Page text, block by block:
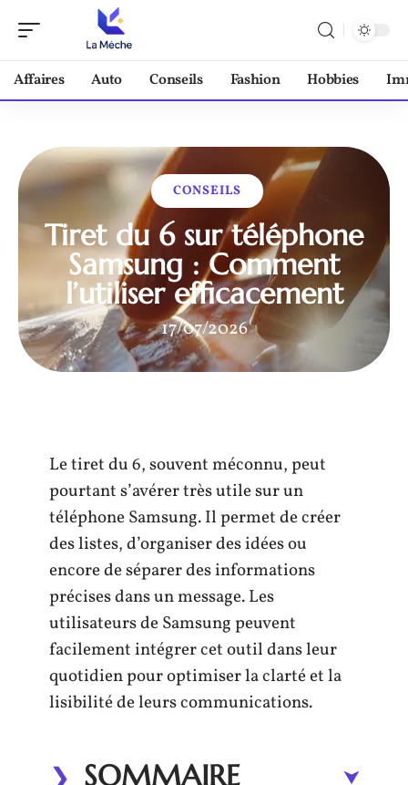
Affaires Auto Conseils Fashion Hobbies
CONSEILS
Tiret du 6 sur téléphone
Samsung : Comment
l’utiliser efficacement
17/07/2026
Le tiret du 6, souvent méconnu, peut
pourtant s’avérer très utile sur un
téléphone Samsung. Il permet de créer
des listes, d’organiser des idées ou
encore de séparer des informations
précises dans un message. Les
utilisateurs de Samsung peuvent
facilement intégrer cet outil dans leur
quotidien pour optimiser la clarté et la
lisibilité de leurs communications.
SOMMAIRE